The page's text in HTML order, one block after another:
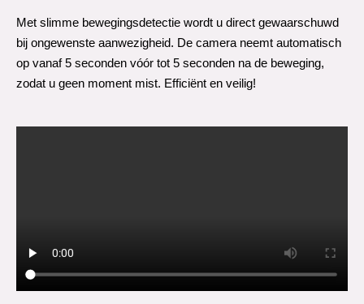
Met slimme bewegingsdetectie wordt u direct gewaarschuwd
bij ongewenste aanwezigheid. De camera neemt automatisch
op vanaf 5 seconden vóór tot 5 seconden na de beweging,
zodat u geen moment mist. Efficiënt en veilig!